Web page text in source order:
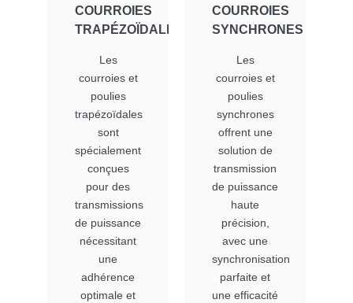
COURROIES
TRAPÉZOÏDALES
Les
courroies et
poulies
trapézoïdales
sont
spécialement
conçues
pour des
transmissions
de puissance
nécessitant
une
adhérence
optimale et
COURROIES
SYNCHRONES
Les
courroies et
poulies
synchrones
offrent une
solution de
transmission
de puissance
haute
précision,
avec une
synchronisation
parfaite et
une efficacité